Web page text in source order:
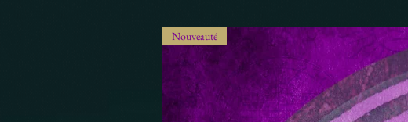
Nouveauté